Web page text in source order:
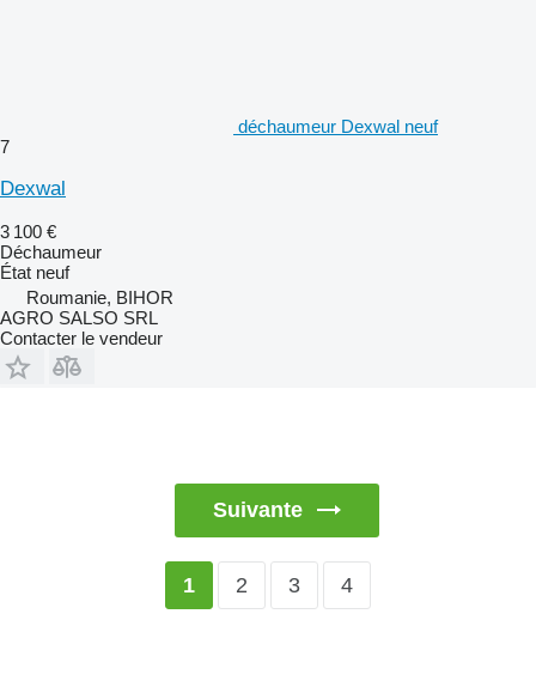
déchaumeur Dexwal neuf
7
Dexwal
3 100 €
Déchaumeur
État neuf
Roumanie, BIHOR
AGRO SALSO SRL
Contacter le vendeur
Suivante
1 2 3 4